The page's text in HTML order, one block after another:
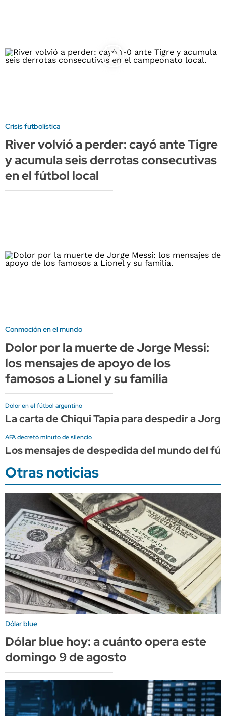
Crisis futbolística
River volvió a perder: cayó ante Tigre
y acumula seis derrotas consecutivas
en el fútbol local
Conmoción en el mundo
Dolor por la muerte de Jorge Messi:
los mensajes de apoyo de los
famosos a Lionel y su familia
Dolor en el fútbol argentino
La carta de Chiqui Tapia para despedir a
AFA decretó minuto de silencio
Los mensajes de despedida del mundo del
Otras noticias
Dólar blue
Dólar blue hoy: a cuánto opera este
domingo 9 de agosto